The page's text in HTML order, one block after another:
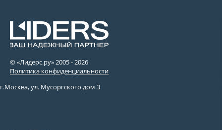
© «Лидерс.ру» 2005 -2026
Политика конфиденциальности
г.Москва, ул. Мусоргского дом 3